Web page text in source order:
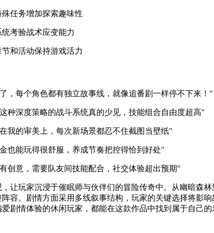
任务增加探索趣味性
考验战术应变能力
和活动保持游戏活力
，每个角色都有独立故事线，就像追番剧一样停不下来！"
种深度策略的战斗系统真的少见，技能组合自由度超高"
我的审美上，每次新场景都忍不住截图当壁纸"
也能玩得很舒服，养成节奏把控得恰到好处"
创意，需要队友间技能配合，社交体验超出预期"
让玩家沉浸于催眠师与伙伴们的冒险传奇中。从幽暗森
容。剧情方面采用多线叙事结构，玩家的关键选择将影
剧情体验的休闲玩家，都能在这款作品中找到属于自己的